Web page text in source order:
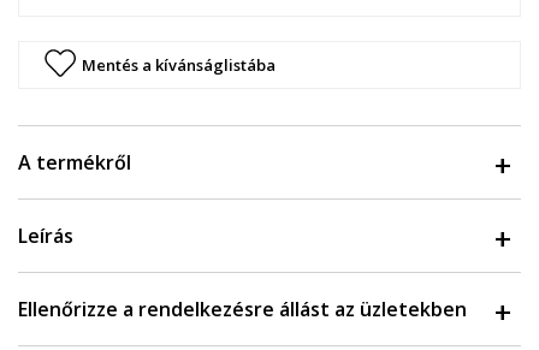
Mentés a kívánságlistába
A termékről
Leírás
Ellenőrizze a rendelkezésre állást az üzletekben